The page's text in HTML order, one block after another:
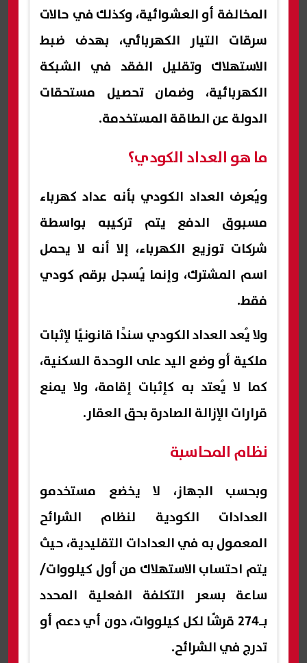
المخالفة أو العشوائية، وكذلك في حالات
سرقات التيار الكهربائي، بهدف ضبط
الاستهلاك وتقليل الفقد في الشبكة
الكهربائية، وضمان تحصيل مستحقات
الدولة عن الطاقة المستخدمة.
ما هو العداد الكودي؟
ويُعرف العداد الكودي بأنه عداد كهرباء
مسبوق الدفع يتم تركيبه بواسطة
شركات توزيع الكهرباء، إلا أنه لا يحمل
اسم المشترك، وإنما يُسجل برقم كودي
فقط.
ولا يُعد العداد الكودي سندًا قانونيًا لإثبات
ملكية أو وضع اليد على الوحدة السكنية،
كما لا يُعتد به كإثبات إقامة، ولا يمنع
قرارات الإزالة الصادرة بحق العقار.
نظام المحاسبة
وبحسب الجهاز، لا يخضع مستخدمو
العدادات الكودية لنظام الشرائح
المعمول به في العدادات التقليدية، حيث
يتم احتساب الاستهلاك من أول كيلووات/
ساعة بسعر التكلفة الفعلية المحدد
بـ274 قرشًا لكل كيلووات، دون أي دعم أو
تدرج في الشرائح.